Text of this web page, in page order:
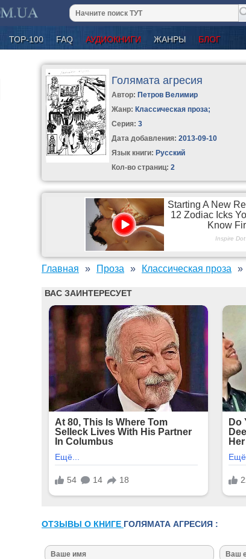
ТОР-100 FAQ АУДИОКНИГИ ЖАНРЫ БЛОГ
Голямата агресия
Автор: Петров Велимир
Жанр: Классическая проза;
Серия:3
Дата добавления: 2013-09-10
Язык книги: Русский
Кол-во страниц: 2
Главная Проза Классическая проза
ОТЗЫВЫ О КНИГЕ ГОЛЯМАТА АГРЕСИЯ :